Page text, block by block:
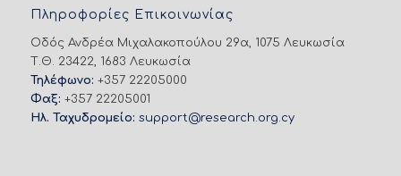
Πληροφορίες Επικοινωνίας
Οδός Ανδρέα Μιχαλακοπούλου 29α, 1075 Λευκωσία
Τ.Θ. 23422, 1683 Λευκωσία
Τηλέφωνο: +357 22205000
Φαξ: +357 22205001
Ηλ. Ταχυδρομείο: support@research.org.cy